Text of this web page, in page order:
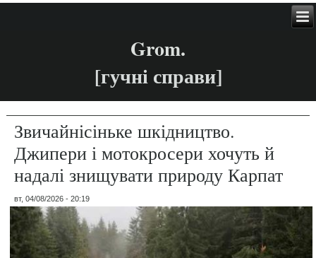
Grom.
[гучні справи]
Звичайнісіньке шкідництво.
Джипери і мотокросери хочуть й
надалі знищувати природу Карпат
вт, 04/08/2026 - 20:19